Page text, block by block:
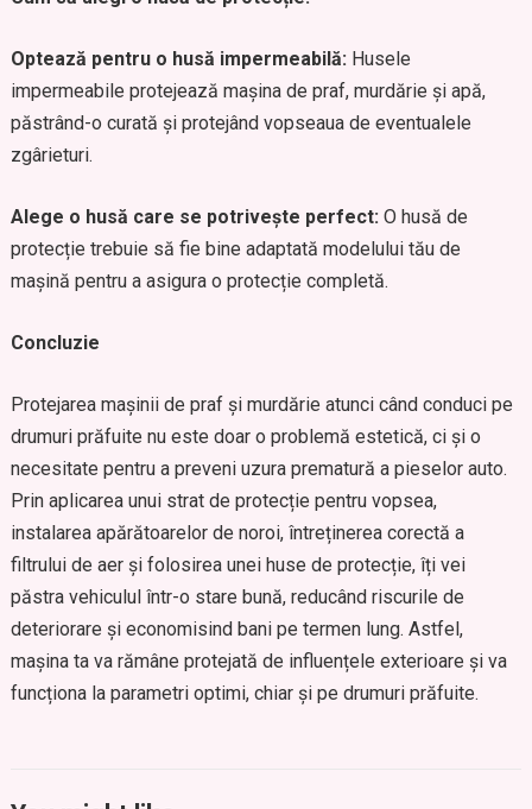
Optează pentru o husă impermeabilă: Husele
impermeabile protejează mașina de praf, murdărie și apă,
păstrând-o curată și protejând vopseaua de eventualele
zgârieturi.
Alege o husă care se potrivește perfect: O husă de
protecție trebuie să fie bine adaptată modelului tău de
mașină pentru a asigura o protecție completă.
Concluzie
Protejarea mașinii de praf și murdărie atunci când conduci pe
drumuri prăfuite nu este doar o problemă estetică, ci și o
necesitate pentru a preveni uzura prematură a pieselor auto.
Prin aplicarea unui strat de protecție pentru vopsea,
instalarea apărătoarelor de noroi, întreținerea corectă a
filtrului de aer și folosirea unei huse de protecție, îți vei
păstra vehiculul într-o stare bună, reducând riscurile de
deteriorare și economisind bani pe termen lung. Astfel,
mașina ta va rămâne protejată de influențele exterioare și va
funcționa la parametri optimi, chiar și pe drumuri prăfuite.